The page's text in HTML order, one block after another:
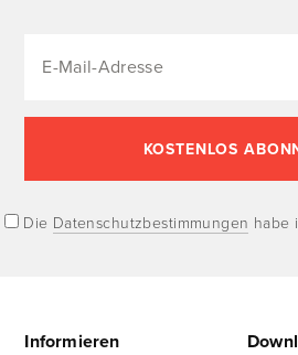
Die Datenschutzbestimmungen habe
Informieren